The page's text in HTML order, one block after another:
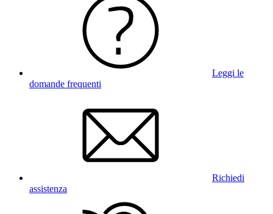
Leggi le
domande frequenti
Richiedi
assistenza